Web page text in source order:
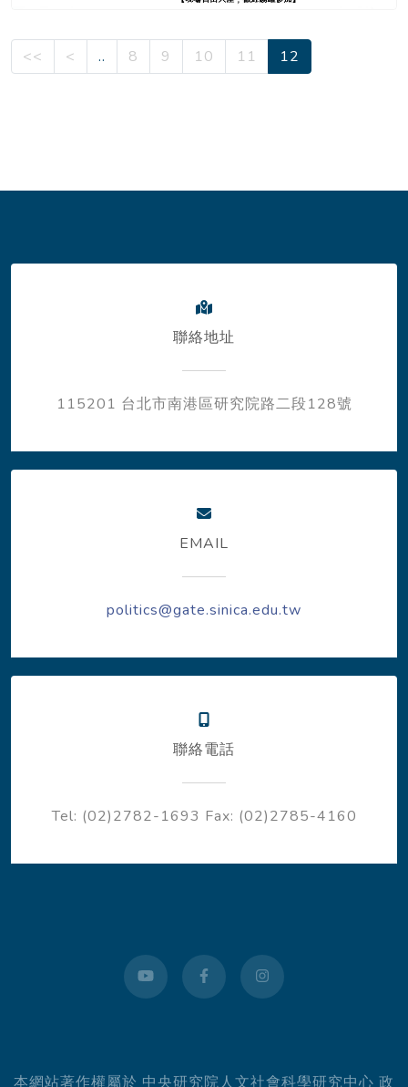
<< < .. 8 9 10 11 12
聯絡地址
115201 台北市南港區研究院路二段128號
EMAIL
politics@gate.sinica.edu.tw
聯絡電話
Tel: (02)2782-1693 Fax: (02)2785-4160
youtube facebookinstagram
本網站著作權屬於 中央研究院人文社會科學研究中心 政